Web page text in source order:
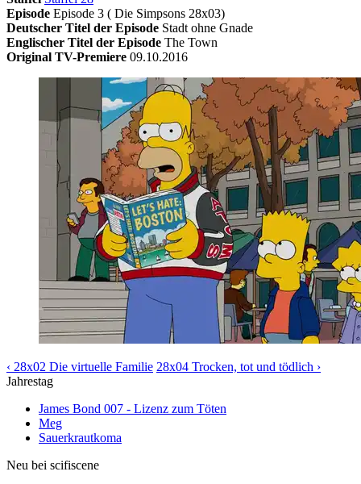
Episode Episode 3 ( Die Simpsons 28x03)
Deutscher Titel der Episode Stadt ohne Gnade
Englischer Titel der Episode The Town
Original TV-Premiere 09.10.2016
‹ 28x02 Die virtuelle Familie 28x04 Trocken, tot und tödlich ›
Jahrestag
James Bond 007 - Lizenz zum Töten
Meg
Sauerkrautkoma
Neu bei scifiscene